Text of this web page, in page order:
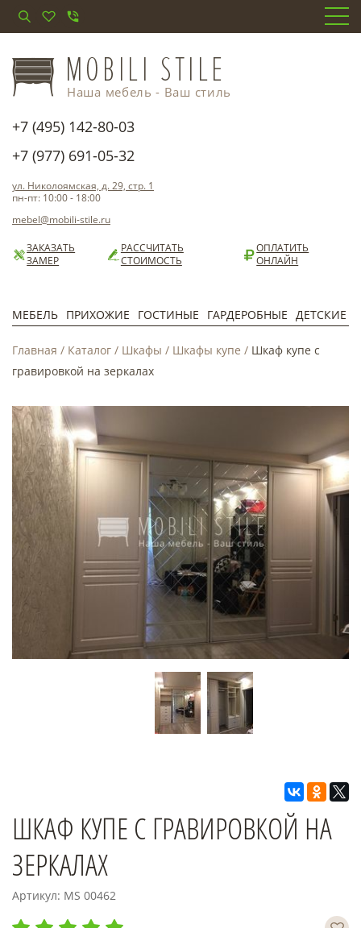
Наша мебель - Ваш стиль
+7 (495) 142-80-03
+7 (977) 691-05-32
ул. Николоямская, д. 29, стр. 1
пн-пт: 10:00 - 18:00
mebel@mobili-stile.ru
ЗАКАЗАТЬ
ЗАМЕР
РАССЧИТАТЬ
СТОИМОСТЬ
ОПЛАТИТЬ
ОНЛАЙН
МЕБЕЛЬ ПРИХОЖИЕ ГОСТИНЫЕ ГАРДЕРОБНЫЕ ДЕТСКИЕ
Главная / Каталог / Шкафы / Шкафы купе / Шкаф купе с
гравировкой на зеркалах
ШКАФ КУПЕ С ГРАВИРОВКОЙ НА
ЗЕРКАЛАХ
Артикул: MS 00462